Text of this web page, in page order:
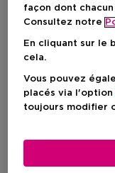
façon dont
Consultez notre
En cliquant sur le
cela.
Vous pouvez
placés via l'option
toujours modifier